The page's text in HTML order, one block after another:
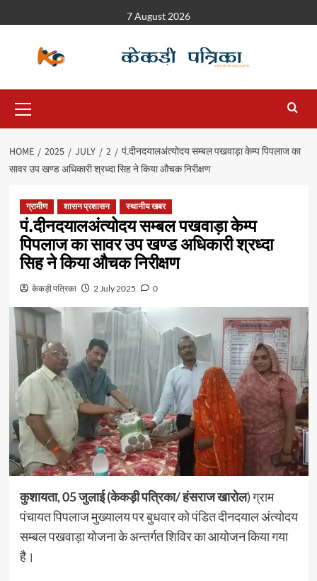
7 August 2026
HOME 2025 JULY 2
पं.दीनदयालअंत्योदय सम्बल पखवाड़ा केम्प पिपलाज का
सावर उप खण्ड अधिकारी श्रध्दा सिह ने किया औचक निरीक्षण
ग्रामीण शासन प्रशासन स्थानीय खबर
पं.दीनदयालअंत्योदय सम्बल पखवाड़ा केम्प
पिपलाज का सावर उप खण्ड अधिकारी श्रध्दा
सिह ने किया औचक निरीक्षण
केकड़ी पत्रिका 2 July 2025 0
कुशायता, 05 जुलाई (केकड़ी पत्रिका/ हंसराज खारोल) ग्राम
पंचायत पिपलाज मुख्यालय पर बुधवार को पंडित दीनदयाल अंत्योदय
सम्बल पखवाड़ा योजना के अन्तर्गत शिविर का आयोजन किया गया
है।